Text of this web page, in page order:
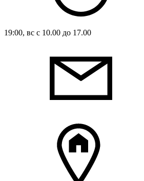
19:00, вс с 10.00 до 17.00